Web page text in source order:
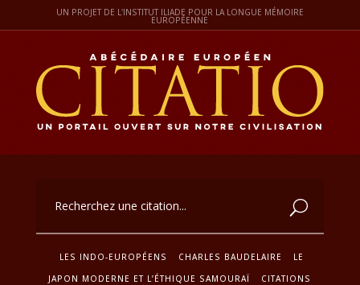
UN PROJET DE L'INSTITUT ILIADE POUR LA LONGUE MÉMOIRE
EUROPÉENNE
LES INDO-EUROPÉENS CHARLES BAUDELAIRE
LE
JAPON MODERNE ET L’ÉTHIQUE SAMOURAÏ
CITATIONS